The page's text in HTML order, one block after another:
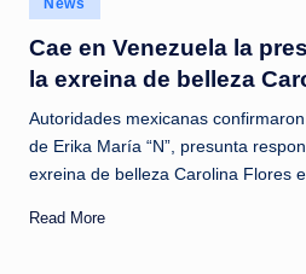
c
i
a
s
a
l
in
News
Cae en Venezuela la
la exreina de belleza
Autoridades mexicanas
de Erika María “N”, presunta
exreina de belleza Carolina Flores
Read More